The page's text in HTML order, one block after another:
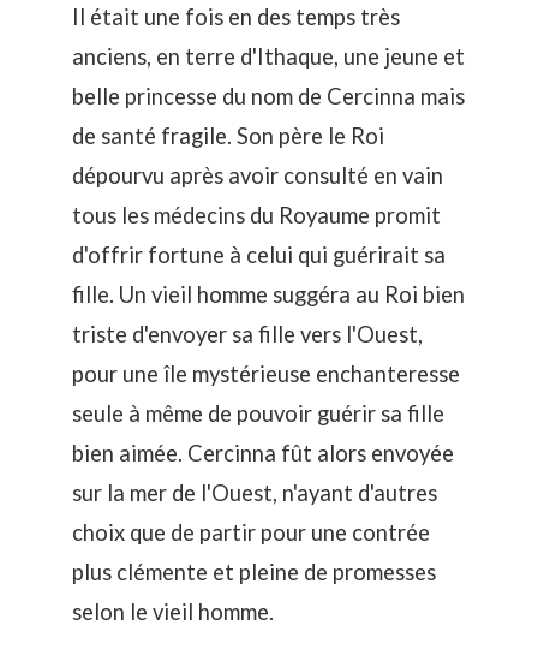
Il était une fois en des temps très
anciens, en terre d'Ithaque, une jeune et
belle princesse du nom de Cercinna mais
de santé fragile. Son père le Roi
dépourvu après avoir consulté en vain
tous les médecins du Royaume promit
d'offrir fortune à celui qui guérirait sa
fille. Un vieil homme suggéra au Roi bien
triste d'envoyer sa fille vers l'Ouest,
pour une île mystérieuse enchanteresse
seule à même de pouvoir guérir sa fille
bien aimée. Cercinna fût alors envoyée
sur la mer de l'Ouest, n'ayant d'autres
choix que de partir pour une contrée
plus clémente et pleine de promesses
selon le vieil homme.